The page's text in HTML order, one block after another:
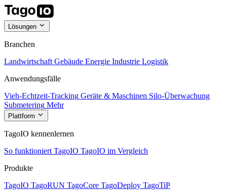
Lösungen
Branchen
Landwirtschaft Gebäude Energie Industrie Logistik
Anwendungsfälle
Vieh-Echtzeit-Tracking Geräte & Maschinen Silo-Überwachung
Submetering Mehr
Plattform
TagoIO kennenlernen
So funktioniert TagoIO TagoIO im Vergleich
Produkte
TagoIO TagoRUN TagoCore TagoDeploy TagoTiP